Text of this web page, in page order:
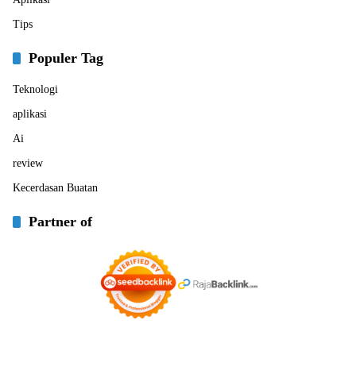
Tips
Populer Tag
Teknologi
aplikasi
Ai
review
Kecerdasan Buatan
Partner of